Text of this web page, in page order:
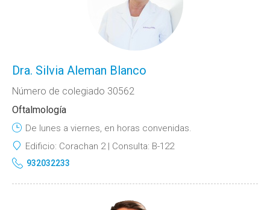
Dra. Silvia Aleman Blanco
Número de colegiado 30562
Oftalmología
De lunes a viernes, en horas convenidas.
Edificio: Corachan 2 Consulta: B-122
932032233